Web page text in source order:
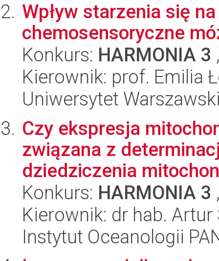
Wpływ starzenia się
chemosensoryczne
Konkurs: HARMONIA 3
Kierownik: prof. Emilia
Uniwersytet
Czy ekspresja
związana z
dziedziczenia
Konkurs: HARMONIA 3
Kierownik: dr hab. Artur
Instytut Oceanologii